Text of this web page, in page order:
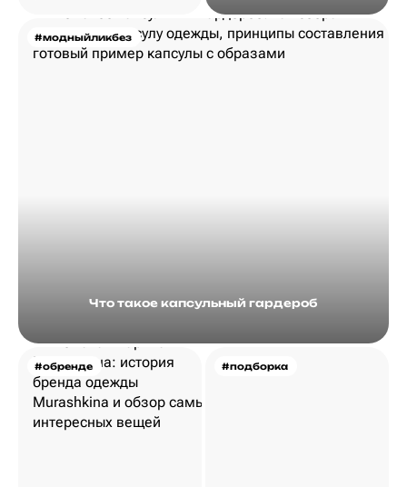
#модныйликбез
Что такое капсульный гардероб
#обренде #подборка